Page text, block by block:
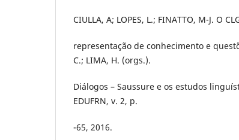
CIULLA, A; LOPES, L.; FINATTO, M-J. O
representação de conhecimento e
C.; LIMA, H. (orgs.).
Diálogos – Saussure e os estudos
EDUFRN, v. 2, p.
-65, 2016.